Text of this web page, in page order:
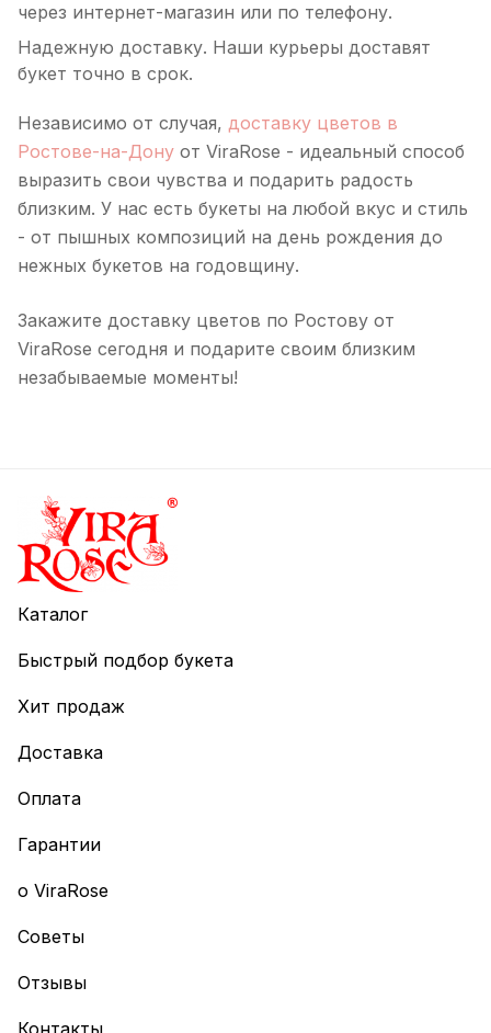
через интернет-магазин или по телефону.
Надежную доставку. Наши курьеры доставят
букет точно в срок.
Независимо от случая, доставку цветов в
Ростове-на-Дону от ViraRose - идеальный способ
выразить свои чувства и подарить радость
близким. У нас есть букеты на любой вкус и стиль
- от пышных композиций на день рождения до
нежных букетов на годовщину.
Закажите доставку цветов по Ростову от
ViraRose сегодня и подарите своим близким
незабываемые моменты!
Каталог
Быстрый подбор букета
Хит продаж
Доставка
Оплата
Гарантии
о ViraRose
Советы
Отзывы
Контакты